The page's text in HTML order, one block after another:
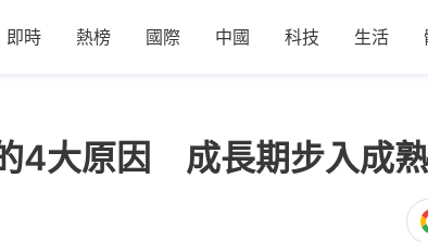
即時 熱榜 國際 中國 科技 生活
4大原因 成長期步入成